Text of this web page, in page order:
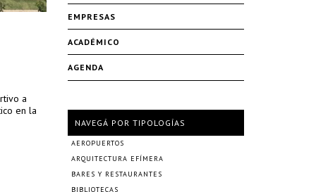
a
en la
EMPRESAS
ACADÉMICO
AGENDA
NAVEGÁ POR TIPOLOGÍAS
AEROPUERTOS
ARQUITECTURA EFÍMERA
BARES Y RESTAURANTES
BIBLIOTECAS